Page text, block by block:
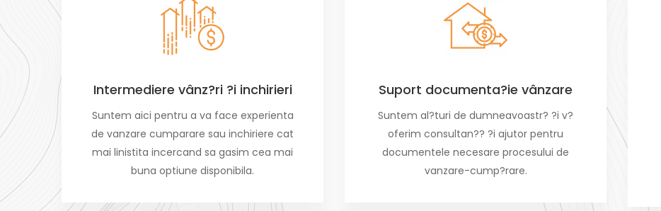
Intermediere vânz?ri ?i inchirieri
Suntem aici pentru a va face experienta
de vanzare cumparare sau inchiriere cat
mai linistita incercand sa gasim cea mai
buna optiune disponibila.
Suport documenta?ie vânzare
Suntem al?turi de dumneavoastr? ?i v?
oferim consultan?? ?i ajutor pentru
documentele necesare procesului de
vanzare-cump?rare.